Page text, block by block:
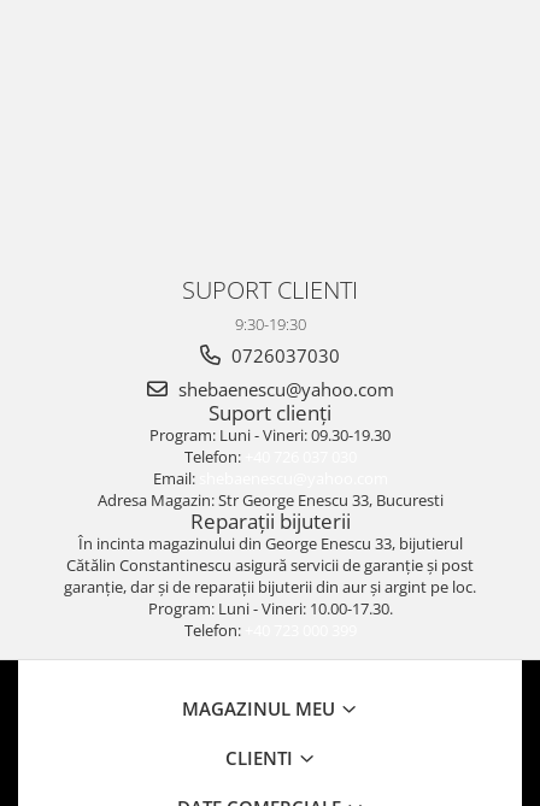
SUPORT CLIENTI
9:30-19:30
0726037030
shebaenescu@yahoo.com
Suport clienți
Program: Luni - Vineri: 09.30-19.30
Telefon:
Email:
Adresa Magazin: Str George Enescu 33, Bucuresti
Reparații bijuterii
În incinta magazinului din George Enescu 33, bijutierul
Cătălin Constantinescu asigură servicii de garanție și post
garanție, dar și de reparații bijuterii din aur și argint pe loc.
Program: Luni - Vineri: 10.00-17.30.
Telefon:
MAGAZINUL MEU
CLIENTI